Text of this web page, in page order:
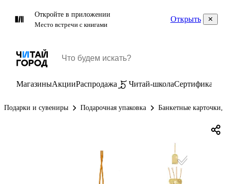
Откройте в приложении
Место встречи с книгами
Открыть
МагазиныАкцииРаспродажа Читай-школаСертификаты
Подарки и сувениры Подарочная упаковка Банкетные карточки,